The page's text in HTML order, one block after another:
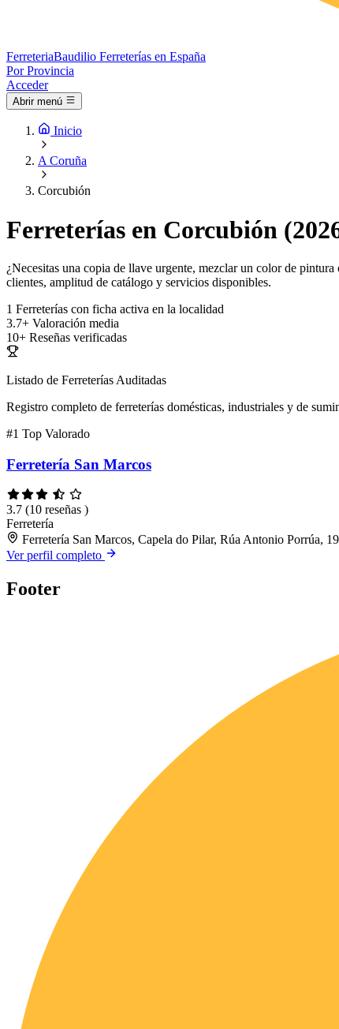
FerreteriaBaudilio Ferreterías en España
Por Provincia
Acceder
Abrir menú
Inicio
A Coruña
Corcubión
Ferreterías en Corcubión
¿Necesitas una copia de llave urgente, mezclar un color de
clientes, amplitud de catálogo y servicios disponibles.
1 Ferreterías con ficha activa en la localidad
3.7+ Valoración media
10+ Reseñas verificadas
Listado de Ferreterías Auditadas
Registro completo de ferreterías domésticas, industriales y de
#1 Top Valorado
Ferretería San Marcos
3.7 (10 reseñas )
Ferretería
Ferretería San Marcos, Capela do Pilar, Rúa Antonio Porrúa,
Ver perfil completo
Footer